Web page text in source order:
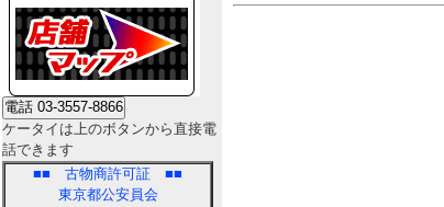
ケータイは上のボタンから直接電
話できます
■■ 古物商許可証 ■■
東京都公安員会